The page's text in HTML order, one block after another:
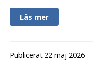
Läs mer
Publicerat 22 maj 2026